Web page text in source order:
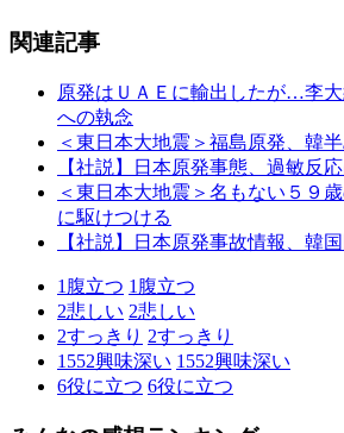
関連記事
原発はＵＡＥに輸出したが…李
への執念
＜東日本大地震＞福島原発、韓
【社説】日本原発事態、過敏反
＜東日本大地震＞名もない５９
に駆けつける
【社説】日本原発事故情報、韓
1 腹立つ 1 腹立つ
2悲しい 2悲しい
2すっきり 2すっきり
1552興味深い 1552興味深い
6役に立つ 6役に立つ